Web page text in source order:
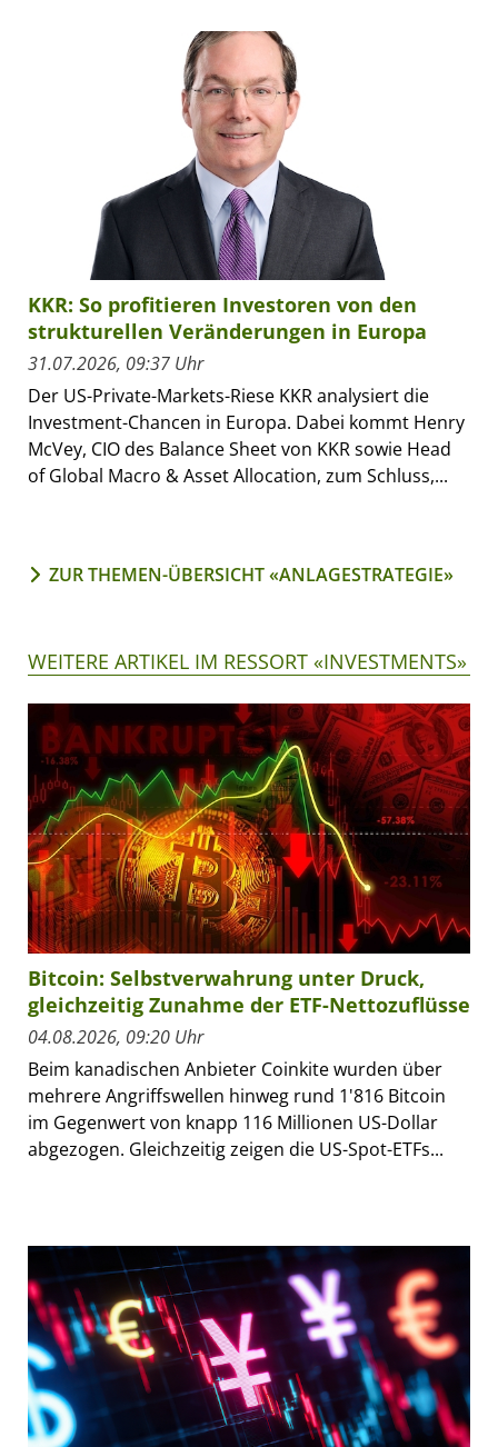
KKR: So profitieren Investoren von den
strukturellen Veränderungen in Europa
31.07.2026, 09:37 Uhr
Der US-Private-Markets-Riese KKR analysiert die
Investment-Chancen in Europa. Dabei kommt Henry
McVey, CIO des Balance Sheet von KKR sowie Head
of Global Macro & Asset Allocation, zum Schluss,...
ZUR THEMEN-ÜBERSICHT «ANLAGESTRATEGIE»
WEITERE ARTIKEL IM RESSORT «INVESTMENTS»
Bitcoin: Selbstverwahrung unter Druck,
gleichzeitig Zunahme der ETF-Nettozuflüsse
04.08.2026, 09:20 Uhr
Beim kanadischen Anbieter Coinkite wurden über
mehrere Angriffswellen hinweg rund 1'816 Bitcoin
im Gegenwert von knapp 116 Millionen US-Dollar
abgezogen. Gleichzeitig zeigen die US-Spot-ETFs...